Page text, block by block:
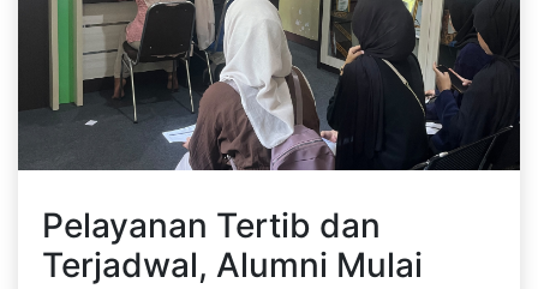
Pelayanan Tertib dan
Terjadwal, Alumni Mulai